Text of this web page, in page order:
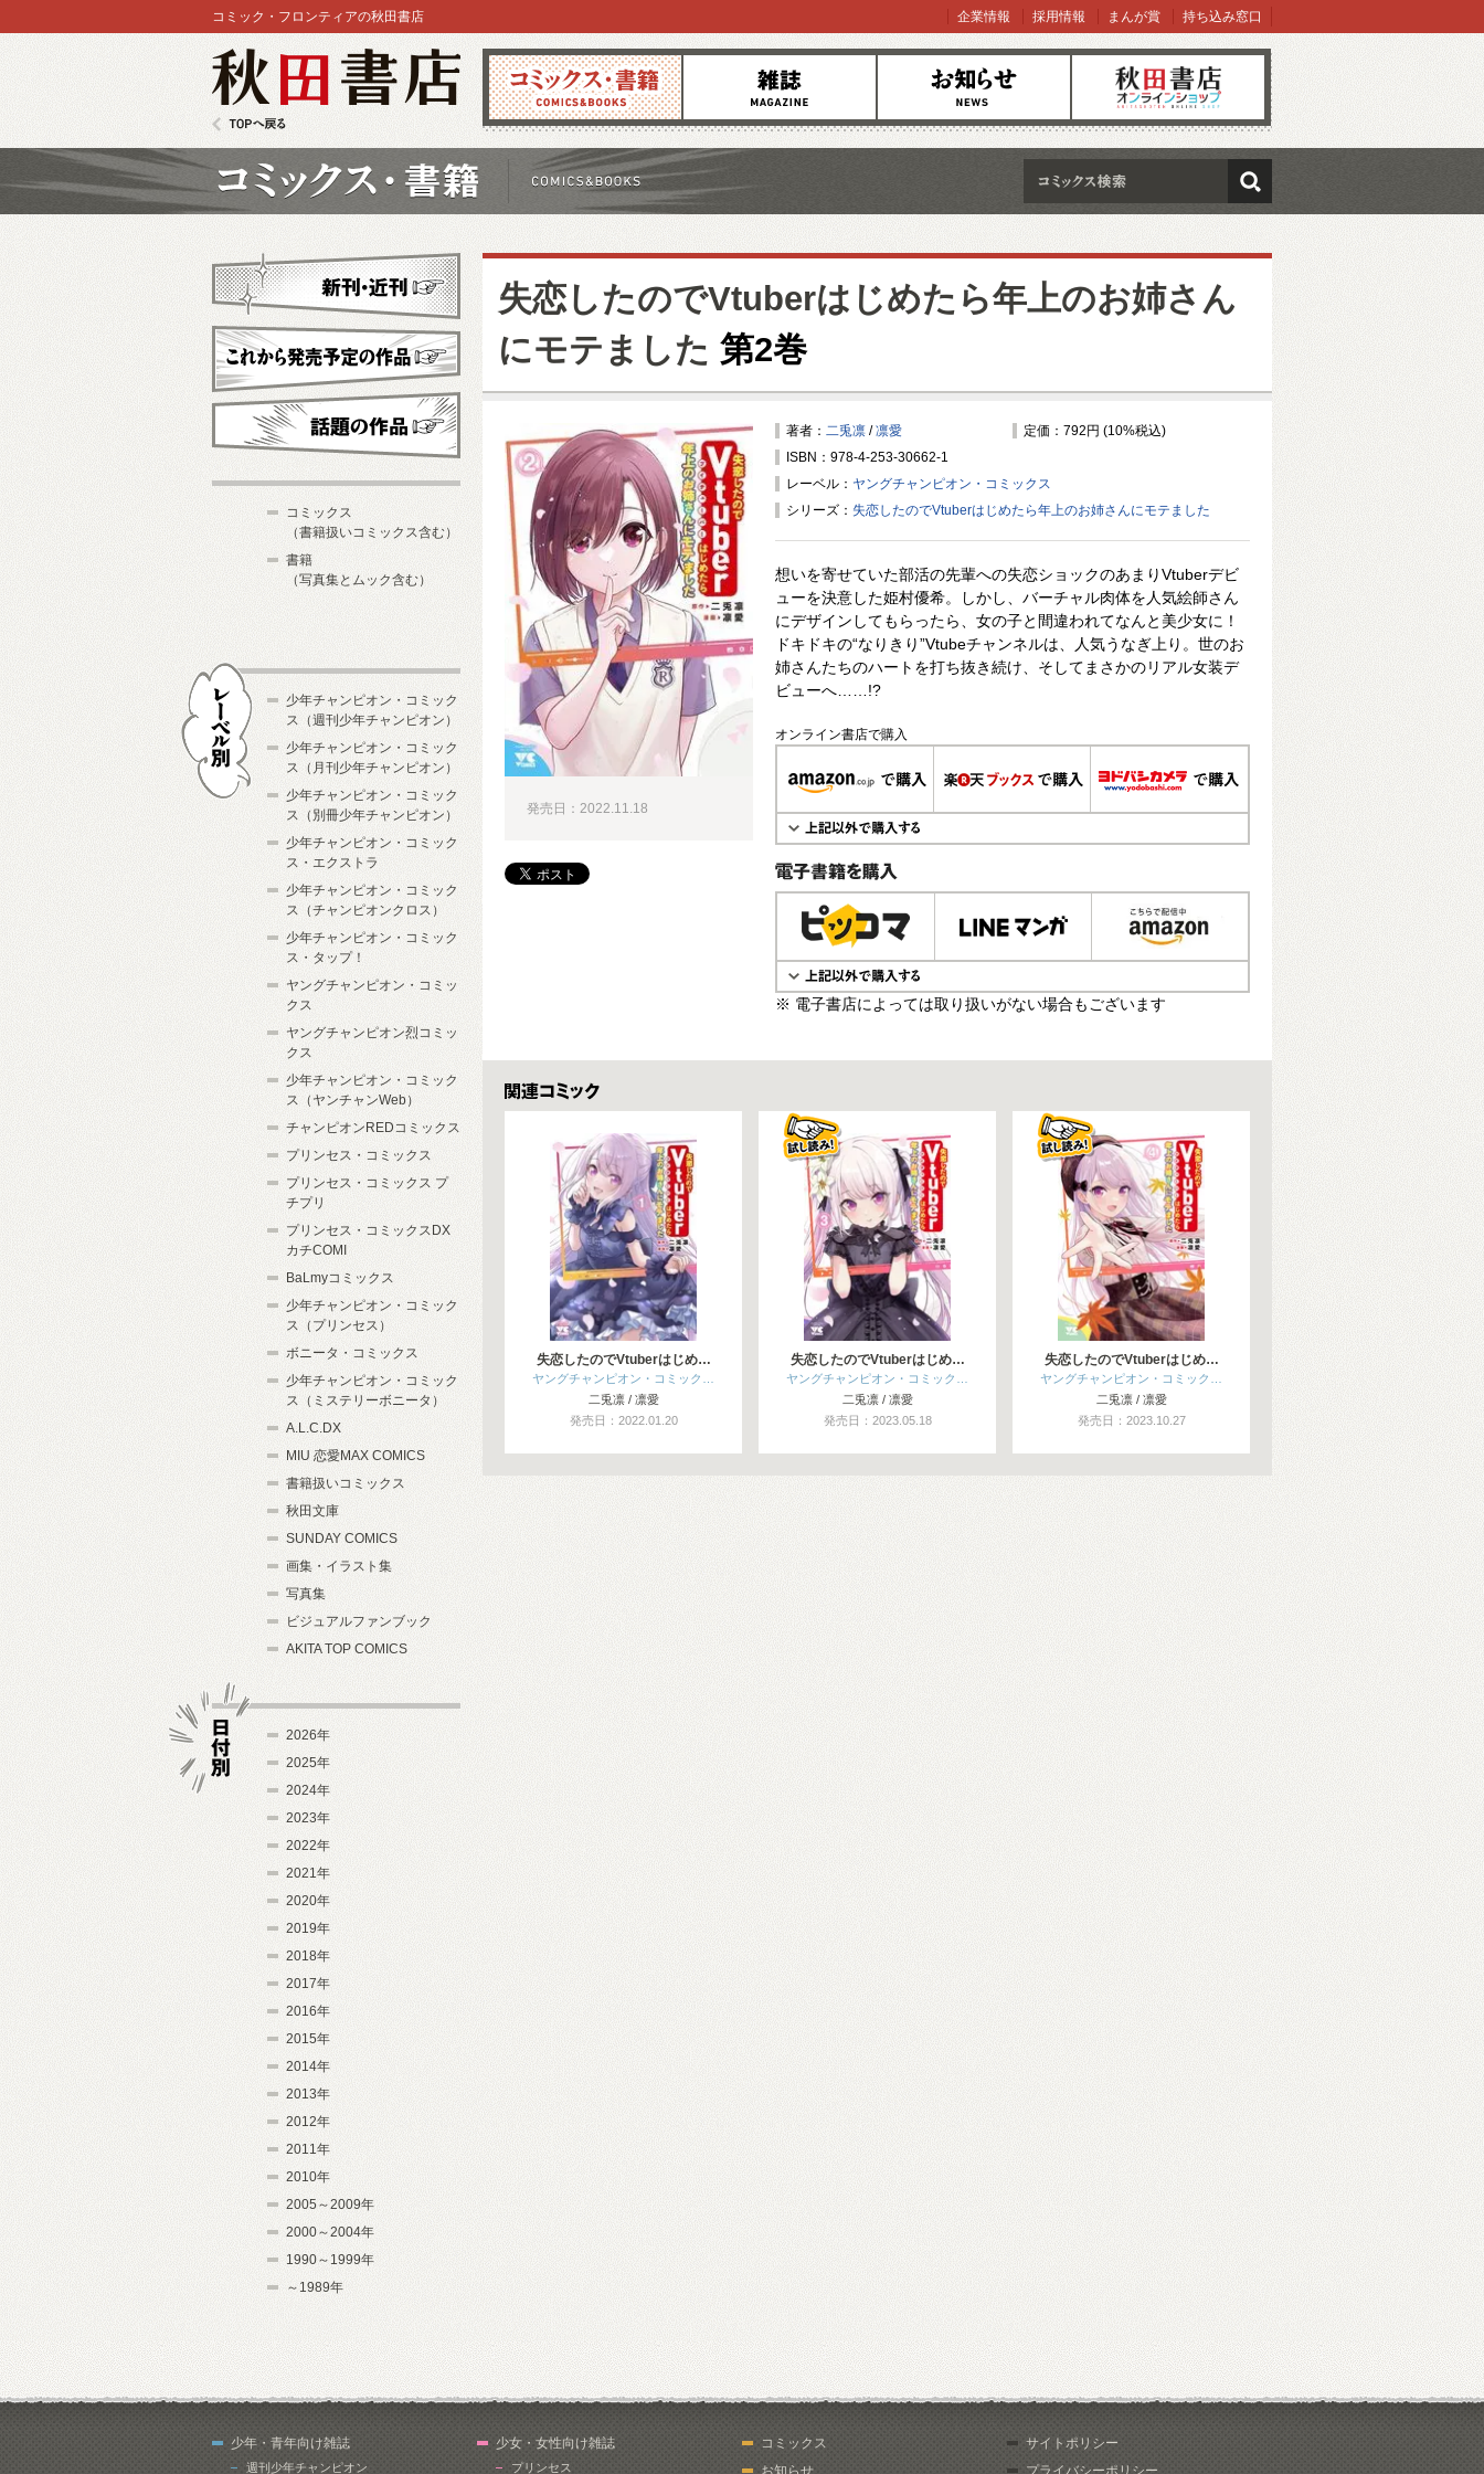
コミックス 雑誌 お知らせ オンラインショップ
コミック・フロンティアの秋田書店 企業情報 採用情報 まんが賞 持ち込み窓口
検索
失恋したのでVtuberはじめたら年上のお姉さん
にモテました 第2巻
著者： 二兎凛 /凛愛
定価：792円 (10%税込)
ISBN：978-4-253-30662-1
レーベル： ヤングチャンピオン・コミックス
シリーズ： 失恋したのでVtuberはじめたら年上のお姉さんにモテました
想いを寄せていた部活の先輩への失恋ショックのあまりVtuberデビ
ューを決意した姫村優希。しかし、バーチャル肉体を人気絵師さん
にデザインしてもらったら、女の子と間違われてなんと美少女に！
ドキドキの“なりきり”Vtubeチャンネルは、人気うなぎ上り。世のお
姉さんたちのハートを打ち抜き続け、そしてまさかのリアル女装デ
ビューへ……!?
オンライン書店で購入
電子書籍で購入
※ 電子書店によっては取り扱いがない場合もございます
発売日：2022.11.18
関連コミックス
失恋したのでVtuberはじめ…
ヤングチャンピオン・コミック…
二兎凛 / 凛愛
発売日：2022.01.20
失恋したのでVtuberはじめ…
ヤングチャンピオン・コミック…
二兎凛 / 凛愛
発売日：2023.05.18
失恋したのでVtuberはじめ…
ヤングチャンピオン・コミック…
二兎凛 / 凛愛
発売日：2023.10.27
新刊・近刊
これから発売予定
コミックス
（書籍扱いコミックス含む）
書籍
（写真集とムック含む）
少年チャンピオン・コミック
ス（週刊少年チャンピオン）
少年チャンピオン・コミック
ス（月刊少年チャンピオン）
少年チャンピオン・コミック
ス（別冊少年チャンピオン）
少年チャンピオン・コミック
ス・エクストラ
少年チャンピオン・コミック
ス（チャンピオンクロス）
少年チャンピオン・コミック
ス・タップ！
ヤングチャンピオン・コミッ
クス
ヤングチャンピオン烈コミッ
クス
少年チャンピオン・コミック
ス（ヤンチャンWeb）
チャンピオンREDコミックス
プリンセス・コミックス
プリンセス・コミックス プ
チプリ
プリンセス・コミックスDX
カチCOMI
BaLmyコミックス
少年チャンピオン・コミック
ス（プリンセス）
ボニータ・コミックス
少年チャンピオン・コミック
ス（ミステリーボニータ）
A.L.C.DX
MIU 恋愛MAX COMICS
書籍扱いコミックス
秋田文庫
SUNDAY COMICS
画集・イラスト集
写真集
ビジュアルファンブック
AKITA TOP COMICS
2026年
2025年
2024年
2023年
2022年
2021年
2020年
2019年
2018年
2017年
2016年
2015年
2014年
2013年
2012年
2011年
2010年
2005～2009年
2000～2004年
1990～1999年
～1989年
少年・青年向け雑誌
週刊少年チャンピオン
少女・女性向け雑誌
プリンセス
コミックス
お知らせ
サイトポリシー
プライバシーポリシー